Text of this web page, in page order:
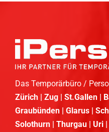
Das Temporärbüro /
Zürich | Zug | St.Gallen |
Graubünden | Glarus |
Solothurn | Thurgau | Uri |